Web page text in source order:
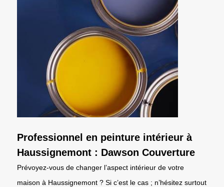
Professionnel en peinture intérieur à
Haussignemont : Dawson Couverture
Prévoyez-vous de changer l’aspect intérieur de votre
maison à Haussignemont ? Si c’est le cas ; n’hésitez surtout